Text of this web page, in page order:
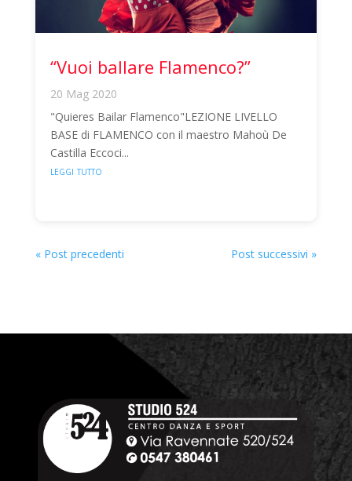
“Vuoi ballare Flamenco?”
20 Mag 2020
"Quieres Bailar Flamenco"LEZIONE LIVELLO
BASE di FLAMENCO con il maestro Mahoù De
Castilla Eccoci...
leggi tutto
« Post precedenti Post successivi »